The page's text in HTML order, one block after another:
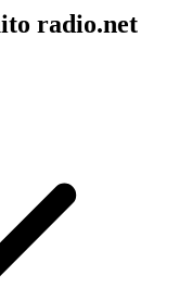
radio.net